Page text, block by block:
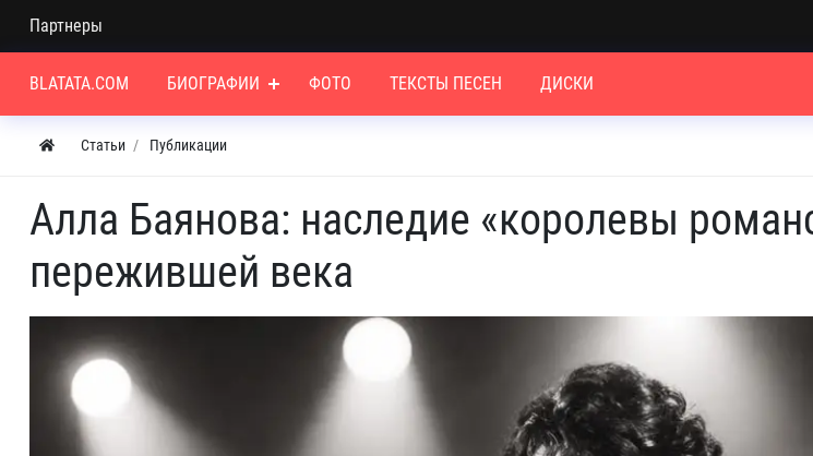
Партнеры
BLATATA.COM БИОГРАФИИ ФОТО ТЕКСТЫ ПЕСЕН ДИСКИ
Статьи Публикации
Алла Баянова: наследие «королевы
пережившей века